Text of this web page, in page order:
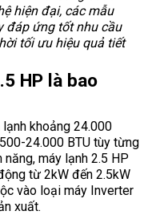
hiện đại, các mẫu
đáp ứng tốt nhu cầu
tối ưu hiệu quả tiết
HP là bao
khoảng 24.000
24.000 BTU tùy từng
máy lạnh 2.5 HP
từ 2kW đến 2.5kW
vào loại máy Inverter
xuất.​